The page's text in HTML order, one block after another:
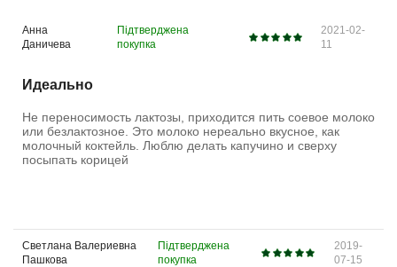
Анна
Даничева
Підтверджена
покупка
2021-02-
11
Идеально
Не переносимость лактозы, приходится пить соевое молоко
или безлактозное. Это молоко нереально вкусное, как
молочный коктейль. Люблю делать капучино и сверху
посыпать корицей
Светлана Валериевна
Пашкова
Підтверджена
покупка
2019-
07-15